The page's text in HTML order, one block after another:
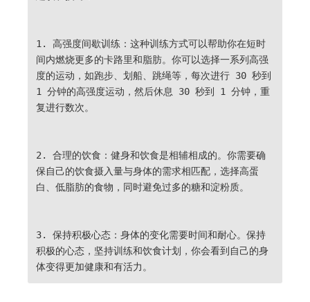
1. 高强度间歇训练：这种训练方式可以帮助你在短时
间内燃烧更多的卡路里和脂肪。你可以选择一系列高强
度的运动，如跑步、划船、跳绳等，每次进行 30 秒到
1 分钟的高强度运动，然后休息 30 秒到 1 分钟，重
复进行数次。
2. 合理的饮食：健身和饮食是相辅相成的。你需要确
保自己的饮食摄入量与身体的需求相匹配，选择高蛋
白、低脂肪的食物，同时避免过多的糖和淀粉质。
3. 保持积极心态：身体的变化需要时间和耐心。保持
积极的心态，坚持训练和饮食计划，你会看到自己的身
体变得更加健康和有活力。